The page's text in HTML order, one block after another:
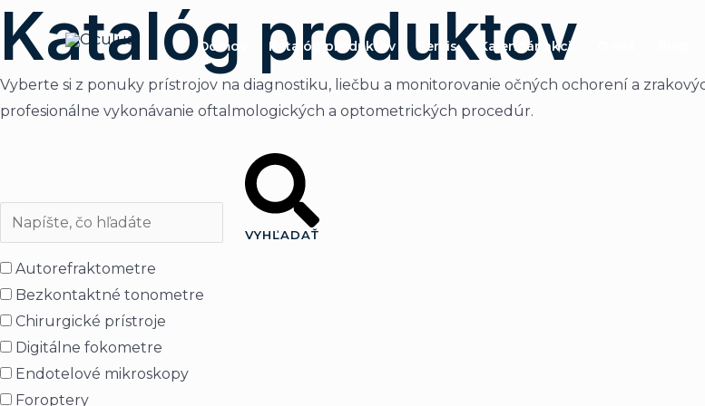
Preskočiť
na
obsah
Domov Katalóg produktov Servis Kalendár akcií
Katalóg produktov
Vyberte si z ponuky prístrojov na diagnostiku, liečbu a monitorovanie očných ochorení a
profesionálne vykonávanie oftalmologických a optometrických procedúr.
VYHĽADAŤ
Autorefraktometre
Bezkontaktné tonometre
Chirurgické prístroje
Digitálne fokometre
Endotelové mikroskopy
Foroptery